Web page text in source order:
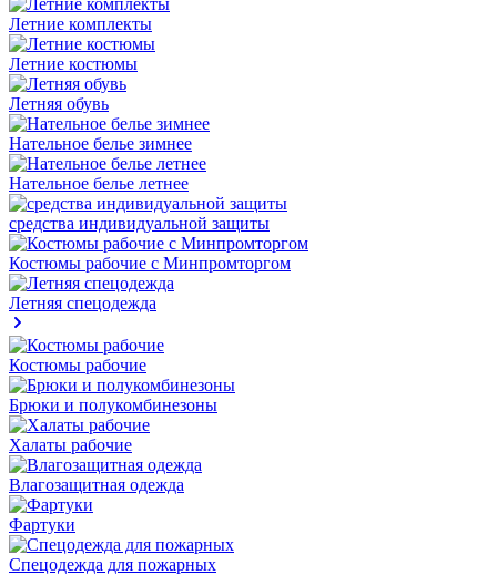
Летние комплекты
Летние костюмы
Летняя обувь
Нательное белье зимнее
Нательное белье летнее
средства индивидуальной защиты
Костюмы рабочие с Минпромторгом
Летняя спецодежда
Костюмы рабочие
Брюки и полукомбинезоны
Халаты рабочие
Влагозащитная одежда
Фартуки
Спецодежда для пожарных